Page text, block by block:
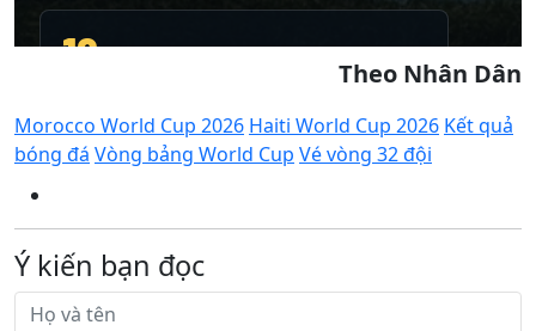
Theo Nhân Dân
Morocco World Cup 2026 Haiti World Cup 2026 Kết quả
bóng đá Vòng bảng World Cup Vé vòng 32 đội
Ý kiến bạn đọc